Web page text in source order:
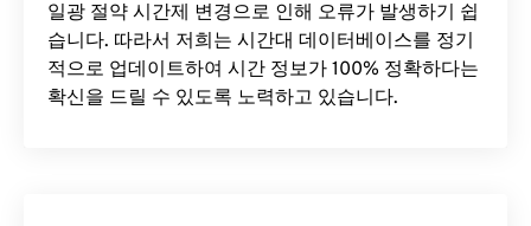
일광 절약 시간제 변경으로 인해 오류가 발생하기 쉽
습니다. 따라서 저희는 시간대 데이터베이스를 정기
적으로 업데이트하여 시간 정보가 100% 정확하다는
확신을 드릴 수 있도록 노력하고 있습니다.